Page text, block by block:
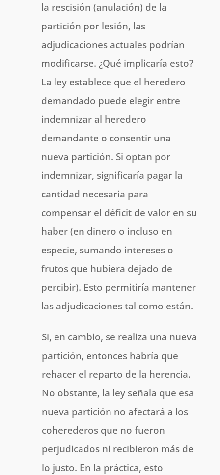
la rescisión (anulación) de la
partición por lesión, las
adjudicaciones actuales podrían
modificarse. ¿Qué implicaría esto?
La ley establece que el heredero
demandado puede elegir entre
indemnizar al heredero
demandante o consentir una
nueva partición. Si optan por
indemnizar, significaría pagar la
cantidad necesaria para
compensar el déficit de valor en su
haber (en dinero o incluso en
especie, sumando intereses o
frutos que hubiera dejado de
percibir). Esto permitiría mantener
las adjudicaciones tal como están.
Si, en cambio, se realiza una nueva
partición, entonces habría que
rehacer el reparto de la herencia.
No obstante, la ley señala que esa
nueva partición no afectará a los
coherederos que no fueron
perjudicados ni recibieron más de
lo justo. En la práctica, esto